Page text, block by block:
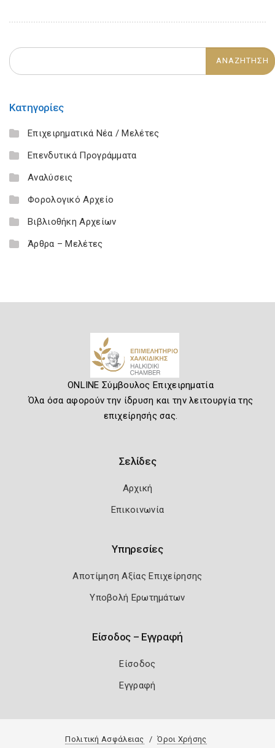
Κατηγορίες
Επιχειρηματικά Νέα / Μελέτες
Επενδυτικά Προγράμματα
Αναλύσεις
Φορολογικό Αρχείο
Βιβλιοθήκη Αρχείων
Άρθρα – Μελέτες
ONLINE Σύμβουλος Επιχειρηματία
Όλα όσα αφορούν την ίδρυση και την λειτουργία της
επιχείρησής σας.
Σελίδες
Αρχική
Επικοινωνία
Υπηρεσίες
Αποτίμηση Αξίας Επιχείρησης
Υποβολή Ερωτημάτων
Είσοδος – Εγγραφή
Είσοδος
Εγγραφή
Πολιτική Ασφάλειας Όροι Χρήσης